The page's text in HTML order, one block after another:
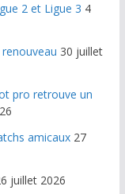
2 et Ligue 3 4
30 juillet
pro retrouve un
amicaux 27
juillet 2026